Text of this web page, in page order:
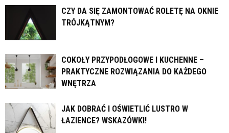
CZY DA SIĘ ZAMONTOWAĆ ROLETĘ NA OKNIE
TRÓJKĄTNYM?
COKOŁY PRZYPODŁOGOWE I KUCHENNE –
PRAKTYCZNE ROZWIĄZANIA DO KAŻDEGO
WNĘTRZA
JAK DOBRAĆ I OŚWIETLIĆ LUSTRO W
ŁAZIENCE? WSKAZÓWKI!